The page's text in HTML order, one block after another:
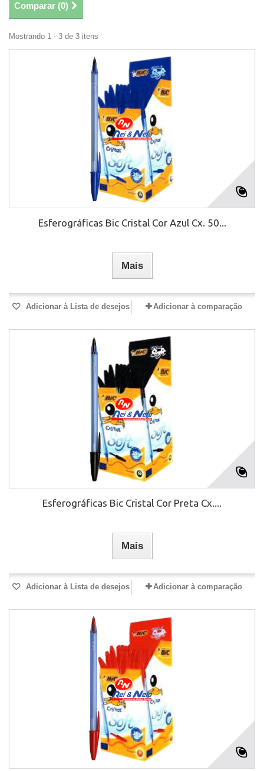
Comparar (0)
Mostrando 1 - 3 de 3 itens
Esferográficas Bic Cristal Cor Azul Cx. 50...
Mais
Adicionar à Lista de desejos Adicionar à comparação
Esferográficas Bic Cristal Cor Preta Cx....
Mais
Adicionar à Lista de desejos Adicionar à comparação